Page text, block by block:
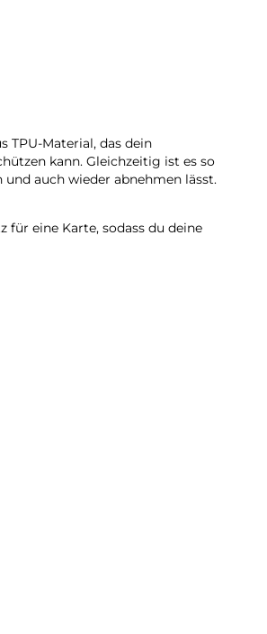
TPU-Material, das dein
kann. Gleichzeitig ist es so
auch wieder abnehmen lässt.
für eine Karte, sodass du deine